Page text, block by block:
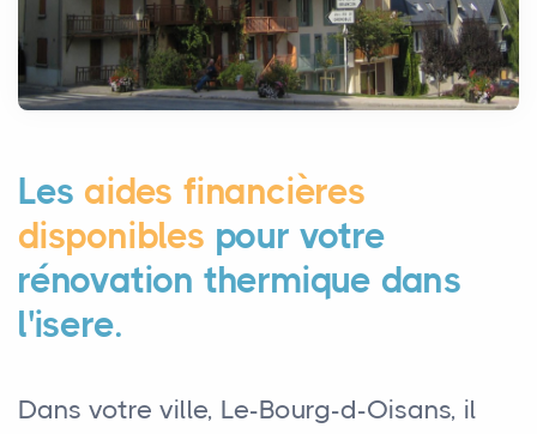
Les aides financières
disponibles pour votre
rénovation thermique dans
l'isere.
Dans votre ville, Le-Bourg-d-Oisans, il